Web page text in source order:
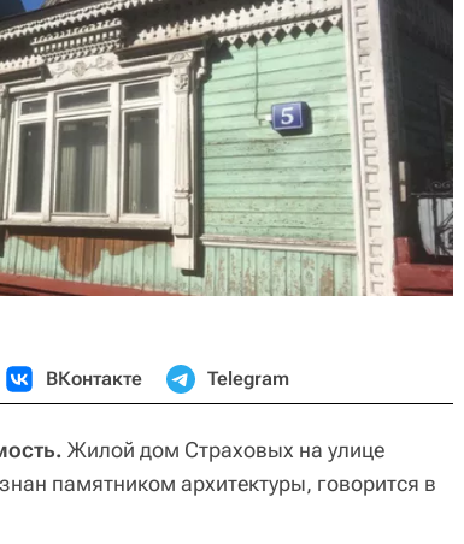
ВКонтакте Telegram
Жилой дом Страховых на улице
памятником архитектуры, говорится в